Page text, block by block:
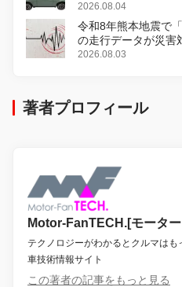
2026.08.04
令和8年熊本地震で
の走行データが災害
2026.08.03
著者プロフィール
Motor-FanTECH.[モータ
テクノロジーがわかるとクルマは
車技術情報サイト
この著者の記事をもっと見る